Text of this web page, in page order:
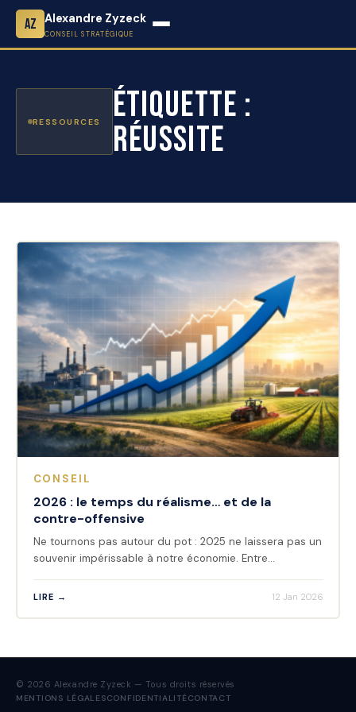
AZ Alexandre Zyzeck
CONSEIL STRATÉGIQUE
RESSOURCES
Étiquette :
Réussite
CONSEIL
2026 : le temps du réalisme… et de la
contre-offensive
Ne tournons pas autour du pot : 2025 ne laissera pas un
souvenir impérissable à notre économie. Entre…
LIRE → 12 Jan 2026
© 2026 Alexandre Zyzeck — Tous droits réservés
MENTIONS LÉGALESCONFIDENTIALITÉCONTACT